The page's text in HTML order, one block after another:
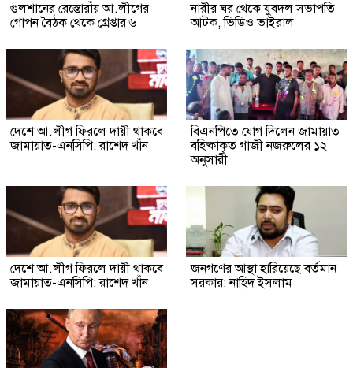
গুলশানের রেস্তোরাঁয় আ.লীগের
গোপন বৈঠক থেকে গ্রেপ্তার ৬
নারীর ঘর থেকে যুবদল সভাপতি
আটক, ভিডিও ভাইরাল
দেশে আ.লীগ ফিরলে দায়ী থাকবে
জামায়াত-এনসিপি: রাশেদ খাঁন
বিএনপিতে যোগ দিলেন জামায়াত
বহিষ্কাকৃত গাজী নজরুলের ১২
অনুসারী
দেশে আ.লীগ ফিরলে দায়ী থাকবে
জামায়াত-এনসিপি: রাশেদ খাঁন
জনগণের আস্থা হারিয়েছে বর্তমান
সরকার: নাহিদ ইসলাম